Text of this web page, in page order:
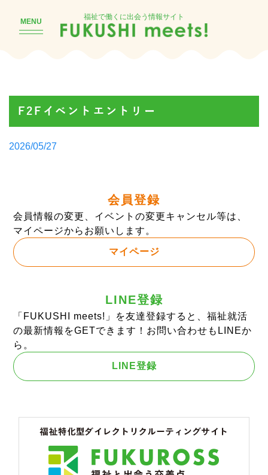
MENU
福祉で働くに出会う情報サイト
F2Fイベントエントリー
Posted
2026/05/27
会員登録
会員情報の変更、イベントの変更キャンセル等は、
マイページからお願いします。
マイページ
LINE登録
「FUKUSHI meets!」を友達登録すると、福祉就活
の最新情報をGETできます！お問い合わせもLINEか
ら。
LINE登録